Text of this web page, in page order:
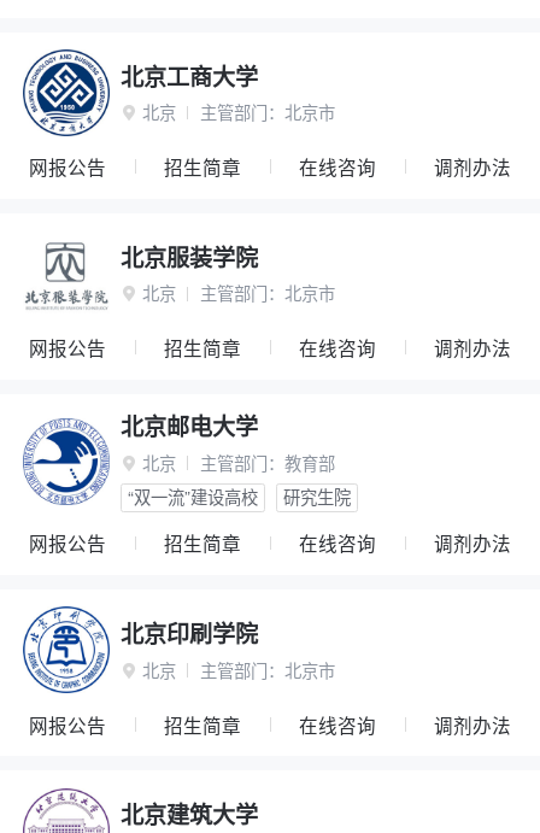
北京工商大学
 北京 主管部门： 北京市
网报公告 招生简章 在线咨询 调剂办法
北京服装学院
 北京 主管部门： 北京市
网报公告 招生简章 在线咨询 调剂办法
北京邮电大学
 北京 主管部门： 教育部
“双一流”建设高校
研究生院
网报公告 招生简章 在线咨询 调剂办法
北京印刷学院
 北京 主管部门： 北京市
网报公告 招生简章 在线咨询 调剂办法
北京建筑大学